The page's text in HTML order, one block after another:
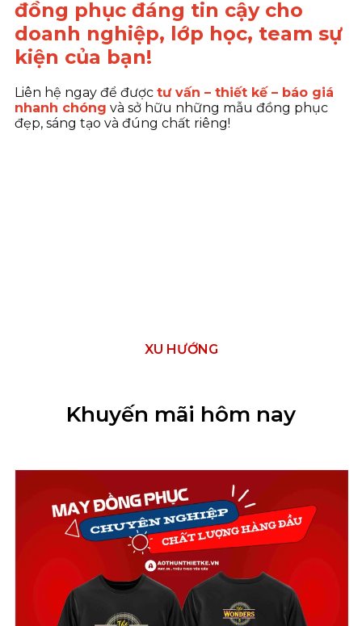
đồng phục đáng tin cậy cho
doanh nghiệp, lớp học, team sự
kiện của bạn!
Liên hệ ngay để được tư vấn – thiết kế – báo giá
nhanh chóng và sở hữu những mẫu đồng phục
đẹp, sáng tạo và đúng chất riêng!
XU HƯỚNG
Khuyến mãi hôm nay